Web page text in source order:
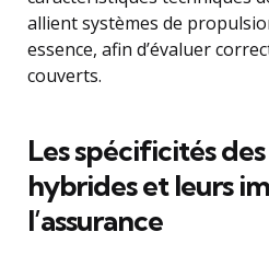
allient systèmes de
essence, afin d’évaluer
couverts.
Les spécificités
hybrides et leurs
l’assurance